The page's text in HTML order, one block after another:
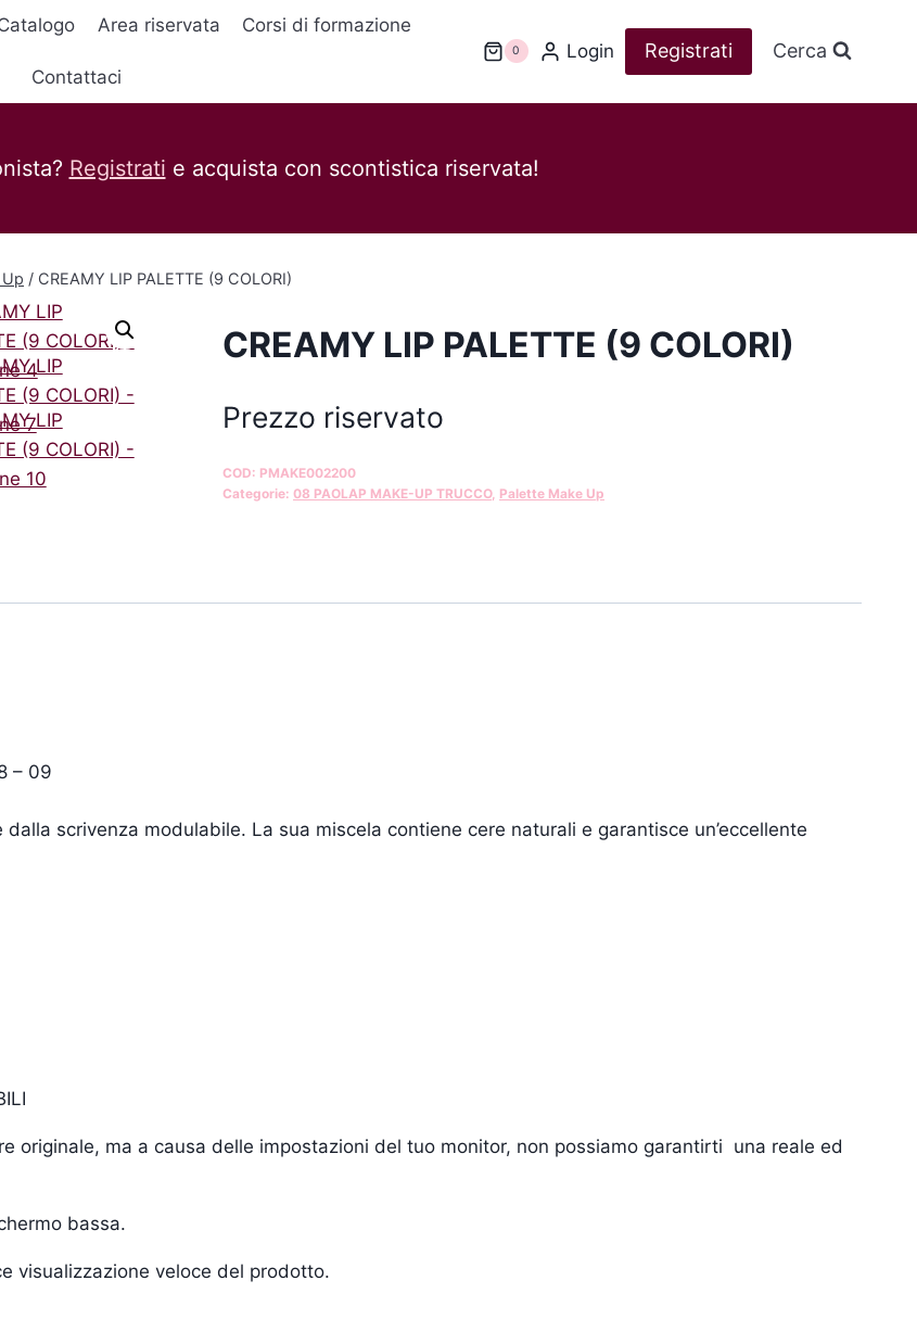
Area riservata Corsi di formazione
Contattaci
0 Login Registrati Cerca
Registrati e acquista con scontistica riservata!
/ CREAMY LIP PALETTE (9 COLORI)
CREAMY LIP PALETTE (9 COLORI)
Prezzo riservato
COD: PMAKE002200
Categorie: 08 PAOLAP MAKE-UP TRUCCO, Palette Make Up
– 09
scrivenza modulabile. La sua miscela contiene cere naturali e garantisce un’eccellente
originale, ma a causa delle impostazioni del tuo monitor, non possiamo garantirti una reale ed
bassa.
visualizzazione veloce del prodotto.